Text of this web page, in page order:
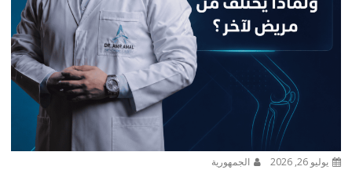
يوليو 26, 2026 الجمهورية